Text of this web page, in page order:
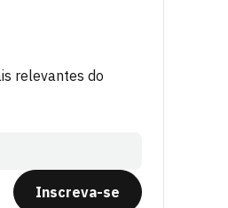
relevantes do
Inscreva-se